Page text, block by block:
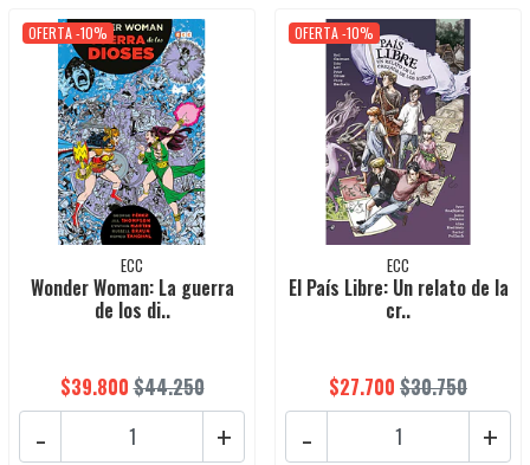
OFERTA -10%
ECC
Wonder Woman: La guerra
de los di..
$39.800$44.250
+
-
OFERTA -10%
ECC
El País Libre: Un relato de la
cr..
$27.700 $30.750
+
-